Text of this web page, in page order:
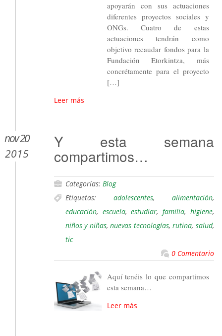
apoyarán con sus actuaciones
diferentes proyectos sociales y
ONGs. Cuatro de estas
actuaciones tendrán como
objetivo recaudar fondos para la
Fundación Etorkintza, más
concrétamente para el proyecto
[…]
Leer más
nov 20
2015
Y esta semana
compartimos…
Categorías: Blog
Etiquetas: adolescentes, alimentación,
educación, escuela,estudiar, familia, higiene,
niños y niñas,nuevas tecnologías,rutina, salud,
tic
0 Comentario
Aquí tenéis lo que compartimos
esta semana…
Leer más